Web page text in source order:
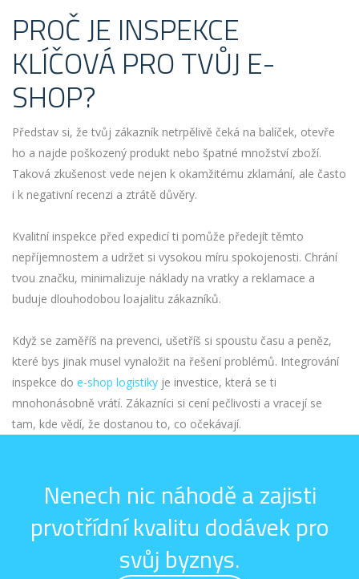
PROČ JE INSPEKCE
KLÍČOVÁ PRO TVŮJ E-
SHOP?
Představ si, že tvůj zákazník netrpělivě čeká na balíček, otevře
ho a najde poškozený produkt nebo špatné množství zboží.
Taková zkušenost vede nejen k okamžitému zklamání, ale často
i k negativní recenzi a ztrátě důvěry.
Kvalitní inspekce před expedicí ti pomůže předejít těmto
nepříjemnostem a udržet si vysokou míru spokojenosti. Chrání
tvou značku, minimalizuje náklady na vratky a reklamace a
buduje dlouhodobou loajalitu zákazníků.
Když se zaměříš na prevenci, ušetříš si spoustu času a peněz,
které bys jinak musel vynaložit na řešení problémů. Integrování
inspekce do e-shop logistiky je investice, která se ti
mnohonásobně vrátí. Zákazníci si cení pečlivosti a vracejí se
tam, kde vědí, že dostanou to, co očekávají.
Nenech nic náhodě a zajisti
prvotřídní kvalitu dodávek pro
svůj byznys.